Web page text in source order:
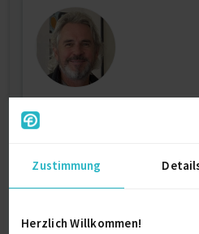
Zustimmung
Herzlich Willkommen!
Senior Fullstack
.Net/C#
12 J.
0
Referenzen